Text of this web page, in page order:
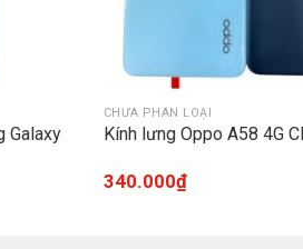
Galaxy
CHƯA PHÂN LOẠI
Kính lưng Oppo A58 4G
340.000₫